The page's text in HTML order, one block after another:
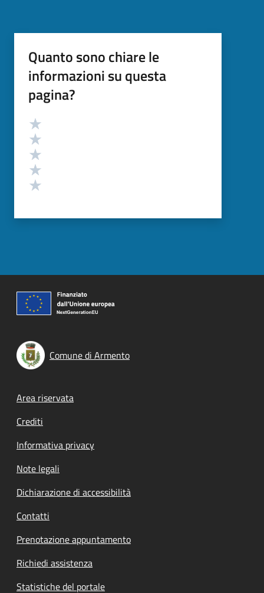
Quanto sono chiare le
informazioni su questa
pagina?
Valutazione
Comune di Armento
Footer menu
Area riservata
Crediti
Informativa privacy
Note legali
Dichiarazione di accessibilità
Contatti
Prenotazione appuntamento
Richiedi assistenza
Statistiche del portale